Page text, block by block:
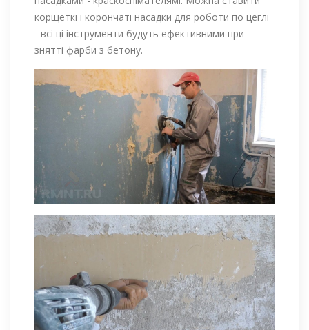
корщёткі і корончаті насадки для роботи по цеглі
- всі ці інструменти будуть ефективними при
знятті фарби з бетону.